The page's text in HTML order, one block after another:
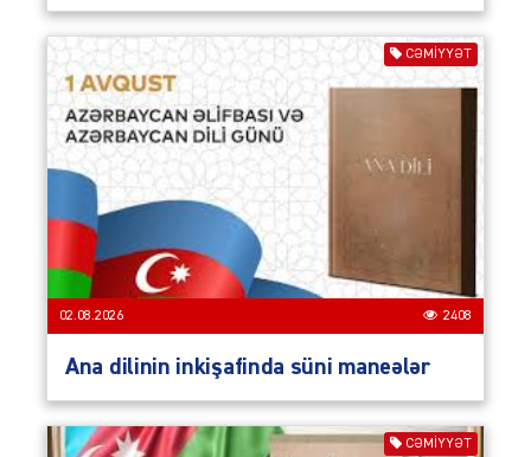
CƏMIYYƏT
02.08.2026 2408
Ana dilinin inkişafinda süni maneələr
CƏMIYYƏT